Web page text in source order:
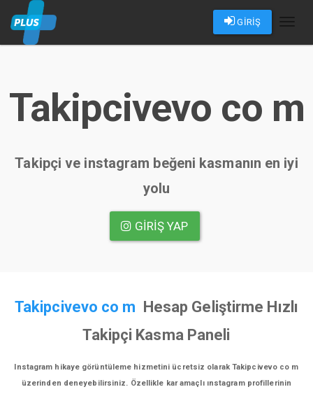
GİRİŞ
Takipcivevo co m
Takipçi ve instagram beğeni kasmanın en iyi
yolu
GIRIŞ YAP
Takipcivevo co m Hesap Geliştirme Hızlı
Takipçi Kasma Paneli
Instagram hikaye görüntüleme hizmetini ücretsiz olarak Takipcivevo co m
üzerinden deneyebilirsiniz. Özellikle kar amaçlı ınstagram profillerinin